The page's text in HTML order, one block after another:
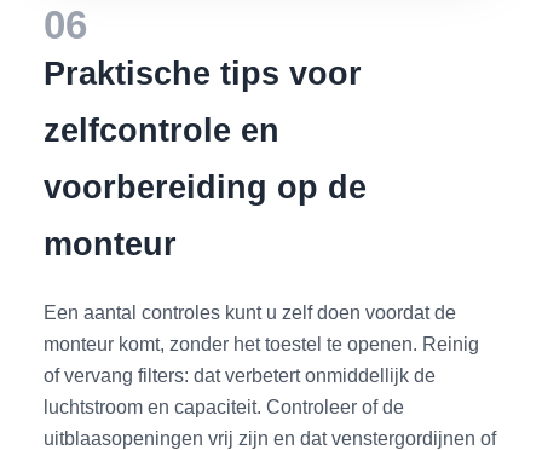
06
Praktische tips voor
zelfcontrole en
voorbereiding op de
monteur
Een aantal controles kunt u zelf doen voordat de
monteur komt, zonder het toestel te openen. Reinig
of vervang filters: dat verbetert onmiddellijk de
luchtstroom en capaciteit. Controleer of de
uitblaasopeningen vrij zijn en dat venstergordijnen of